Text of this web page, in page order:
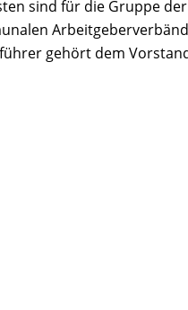
sind für die Gruppe
gehört dem